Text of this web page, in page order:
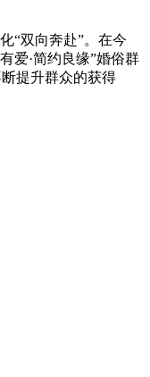
“双向奔赴”。在今
爱·简约良缘”婚俗群
提升群众的获得